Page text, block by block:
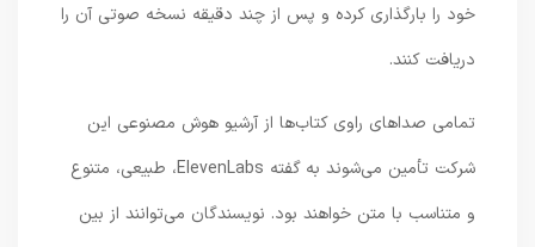
خود را بارگذاری کرده و پس از چند دقیقه نسخه صوتی آن را
دریافت کنند.
تمامی صداهای راوی کتاب‌ها از آرشیو هوش مصنوعی این
شرکت تأمین می‌شوند به گفته ElevenLabs، طبیعی، متنوع
و متناسب با متن خواهند بود. نویسندگان می‌توانند از بین